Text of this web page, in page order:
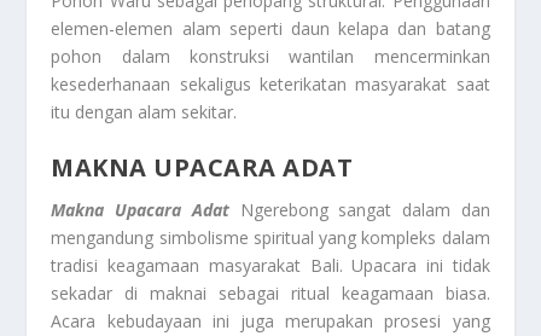
elemen-elemen alam seperti daun kelapa dan batang
pohon dalam konstruksi wantilan mencerminkan
kesederhanaan sekaligus keterikatan masyarakat saat
itu dengan alam sekitar.
MAKNA UPACARA ADAT
Makna Upacara Adat Ngerebong sangat dalam dan
mengandung simbolisme spiritual yang kompleks dalam
tradisi keagamaan masyarakat Bali. Upacara ini tidak
sekadar di maknai sebagai ritual keagamaan biasa.
Acara kebudayaan ini juga merupakan prosesi yang